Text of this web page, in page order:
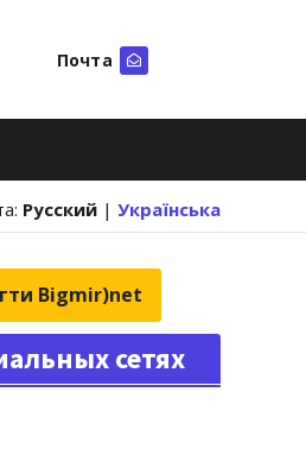
Почта
Русский | Українська
Bigmir)net
сетях